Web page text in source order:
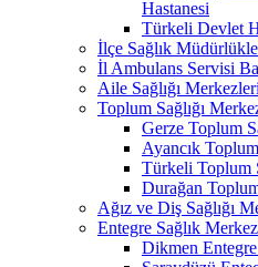
Hastanesi
Türkeli Devlet
İlçe Sağlık
İl Ambulans Servisi
Aile Sağlığı Merkezleri
Toplum Sağlığı
Gerze Toplum
Ayancık
Türkeli Toplum
Durağan
Ağız ve Diş Sağlığı
Entegre Sağlık
Dikmen